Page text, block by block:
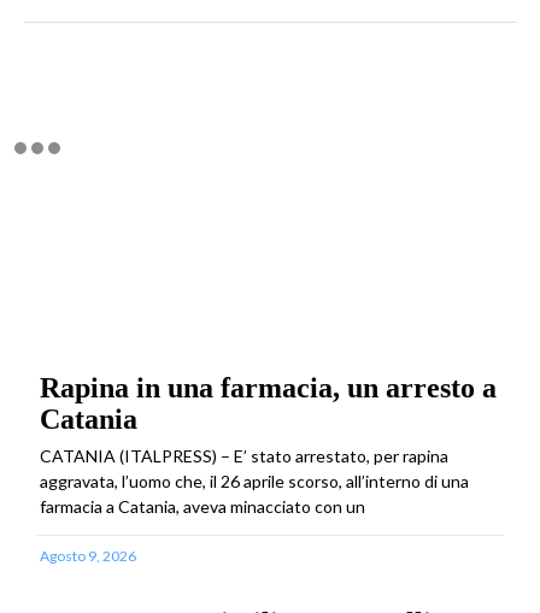
Rapina in una farmacia, un arresto a
Catania
CATANIA (ITALPRESS) – E’ stato arrestato, per rapina
aggravata, l’uomo che, il 26 aprile scorso, all’interno di una
farmacia a Catania, aveva minacciato con un
Agosto 9, 2026